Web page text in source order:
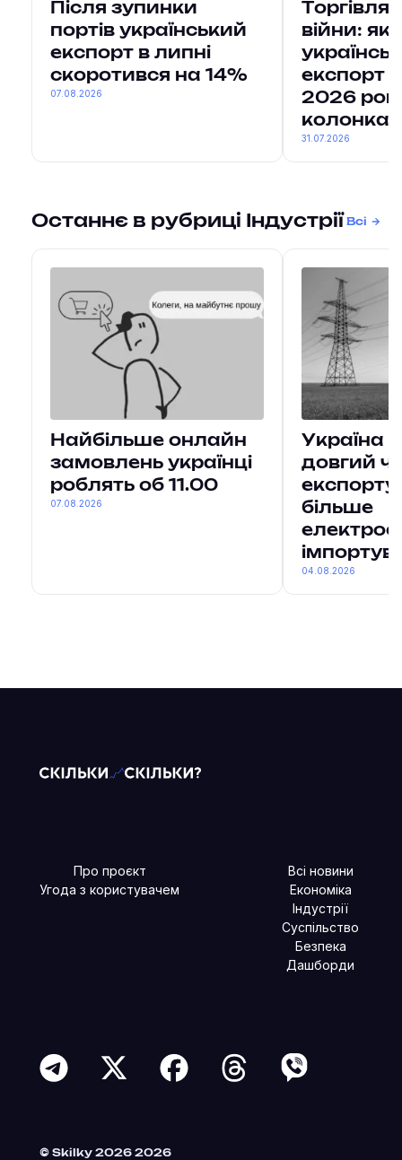
Після зупинки
портів український
експорт в липні
скоротився на 14%
07.08.2026
Торгівля
війни: як
експорт
2026
колонка
31.07.2026
Останнє в рубриці Індустрії Всі
Найбільше онлайн
замовлень українці
роблять об 11.00
07.08.2026
Україна
довгий
більше
04.08.2026
Про проєкт
Угода з користувачем
Всі новини
Економіка
Індустрії
Суспільство
Безпека
Дашборди
Читайте більше в наших соцмережах
© Skilky 2026 2026